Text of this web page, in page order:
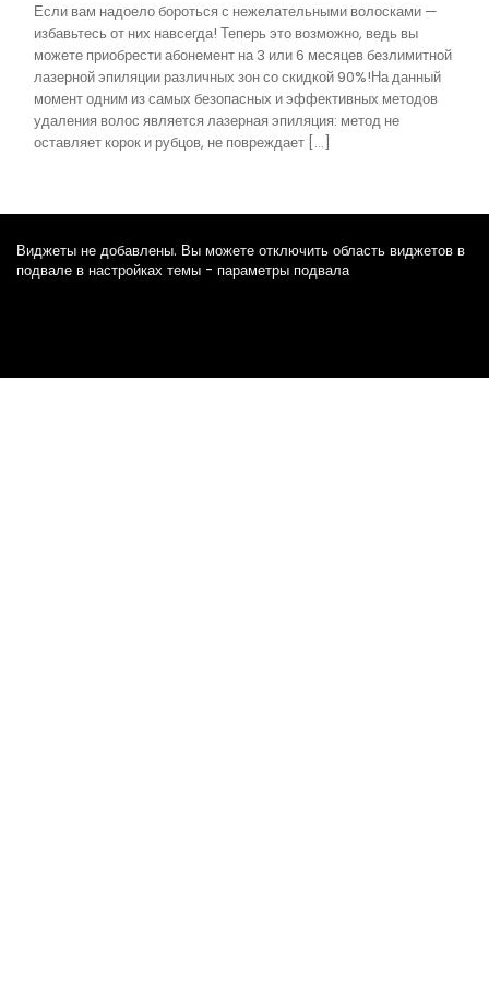
Если вам надоело бороться с нежелательными волосками —
избавьтесь от них навсегда! Теперь это возможно, ведь вы
можете приобрести абонемент на 3 или 6 месяцев безлимитной
лазерной эпиляции различных зон со скидкой 90%!На данный
момент одним из самых безопасных и эффективных методов
удаления волос является лазерная эпиляция: метод не
оставляет корок и рубцов, не повреждает […]
Виджеты не добавлены. Вы можете отключить область виджетов в
подвале в настройках темы - параметры подвала